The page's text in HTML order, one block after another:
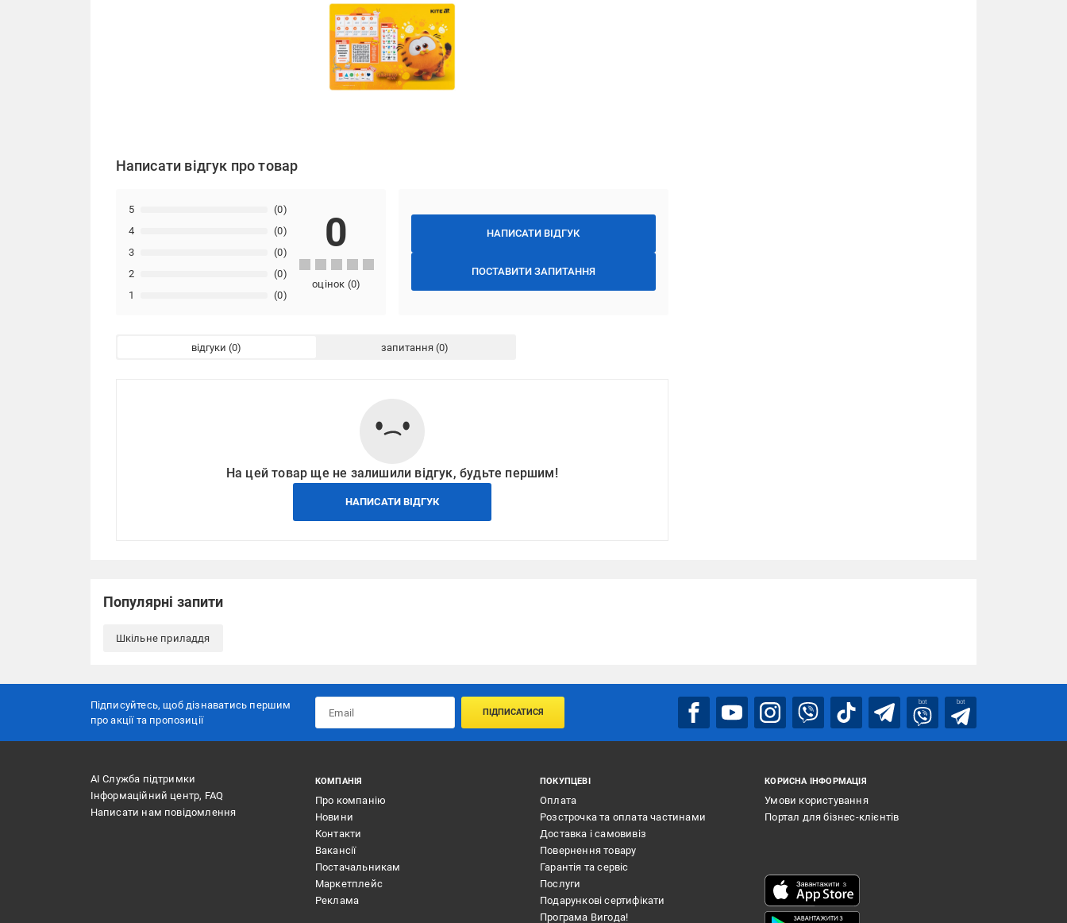
Написати відгук про товар
НАПИСАТИ ВІДГУК
ПОСТАВИТИ ЗАПИТАННЯ
1 (0)
2 (0)
3 (0)
4 (0)
5 (0)
0
оцінок (0)
відгуки запитання
На цей товар ще не залишили відгук, будьте першим!
НАПИСАТИ ВІДГУК
Популярні запити
Шкільне приладдя
Підписуйтесь, щоб дізнаватись першим
про акції та пропозиції
ПІДПИСАТИСЯ
bot bot
АІ Служба підтримки
Інформаційний центр, FAQ
Написати нам повідомлення
КОМПАНІЯ
Про компанію
Новини
Контакти
Вакансії
Постачальникам
Маркетплейс
Реклама
ПОКУПЦЕВІ
Оплата
Розстрочка та оплата частинами
Доставка і самовивіз
Повернення товару
Гарантія та сервіс
Послуги
Подарункові сертифікати
Програма Вигода!
КОРИСНА ІНФОРМАЦІЯ
Умови користування
Портал для бізнес-клієнтів